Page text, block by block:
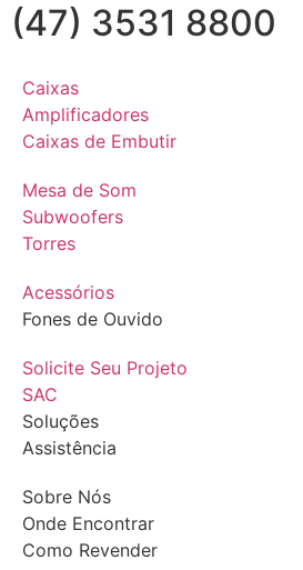
(47) 3531 8800
Caixas
Amplificadores
Caixas de Embutir
Mesa de Som
Subwoofers
Torres
Acessórios
Fones de Ouvido
Solicite Seu Projeto
SAC
Soluções
Assistência
Sobre Nós
Onde Encontrar
Como Revender